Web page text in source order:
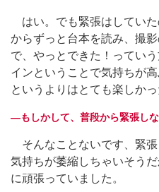
はい。でも緊張はしてい
からずっと台本を読み、撮
で、やっとできた！ってい
インということで気持ちが
というよりはとても楽しかっ
―もしかして、普段から緊張し
そんなことないです、緊
気持ちが萎縮しちゃいそう
に頑張っていました。